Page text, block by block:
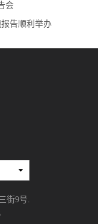
会
告顺利举办
街9号.